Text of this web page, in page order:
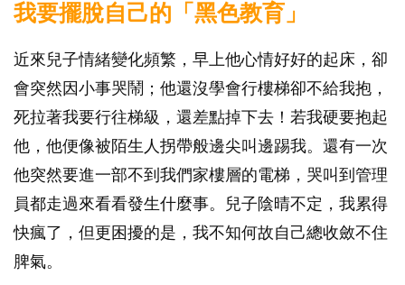
我要擺脫自己的「黑色教育」
近來兒子情緒變化頻繁，早上他心情好好的起床，卻
會突然因小事哭鬧；他還沒學會行樓梯卻不給我抱，
死拉著我要行往梯級，還差點掉下去！若我硬要抱起
他，他便像被陌生人拐帶般邊尖叫邊踢我。還有一次
他突然要進一部不到我們家樓層的電梯，哭叫到管理
員都走過來看看發生什麼事。兒子陰晴不定，我累得
快瘋了，但更困擾的是，我不知何故自己總收斂不住
脾氣。